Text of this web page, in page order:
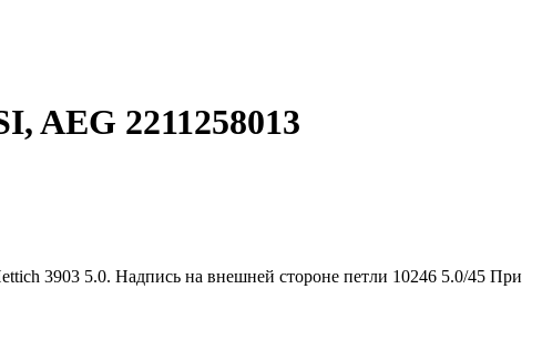
AEG 2211258013
3903 5.0. Надпись на внешней стороне петли 10246 5.0/45 При